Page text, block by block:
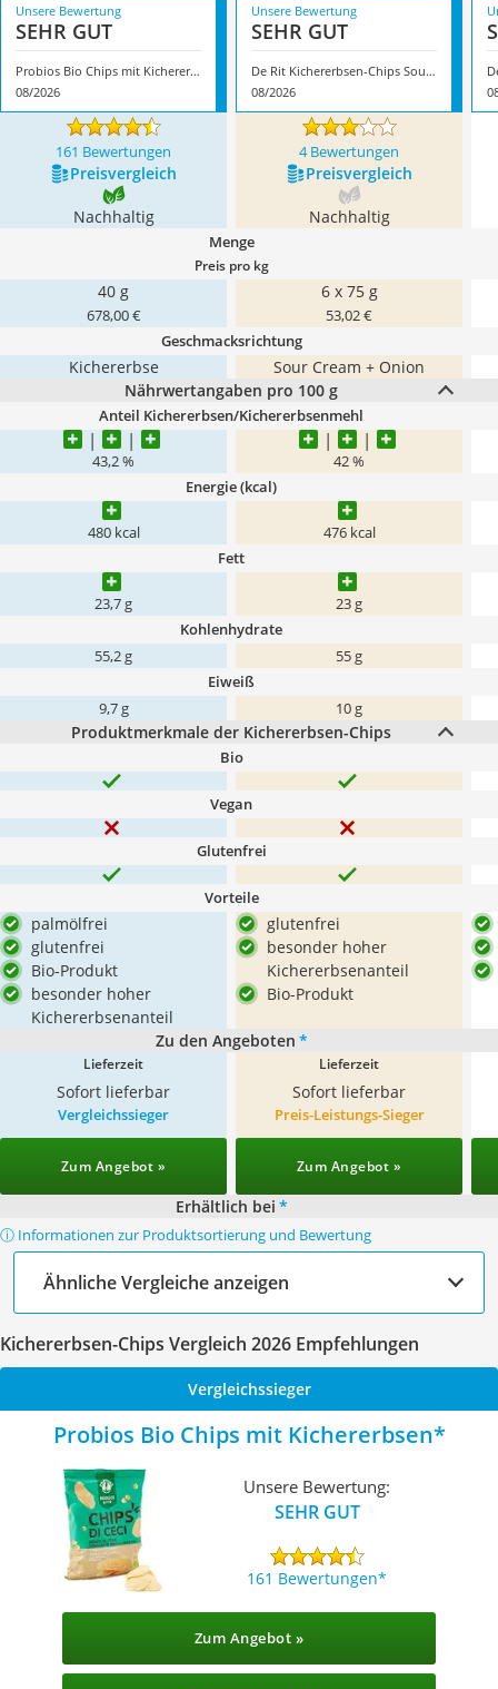
Unsere Bewertung
SEHR GUT
Probios ‎Bio Chips mit Kichererbsen
08/2026
Unsere Bewertung
SEHR GUT
De Rit Kichererbsen-Chips Sour Cream
08/2026
161 Bewertungen 4 Bewertungen
Preis­vergleich Preis­vergleich
Nachhaltig Nachhaltig
Menge
Preis pro kg
40 g
678,00 €
6 x 75 g
53,02 €
Geschmacksrichtung
Kichererbse
Sour Cream + Onion
Nährwertangaben pro 100 g
Anteil Kichererbsen/Kichererbsenmehl
43,2 % 42 %
Energie (kcal)
480 kcal 476 kcal
Fett
23,7 g 23 g
Kohlenhydrate
55,2 g 55 g
Eiweiß
9,7 g 10 g
Produktmerkmale der Kichererbsen-Chips
Bio
Vegan
Glutenfrei
Vorteile
palmölfrei
glutenfrei
Bio-Produkt
besonder hoher
Kichererbsenanteil
glutenfrei
besonder hoher
Kichererbsenanteil
Bio-Produkt
Zu den Angeboten *
Lieferzeit
Sofort lieferbar
Lieferzeit
Sofort lieferbar
Vergleichssieger
Zum Angebot »
Preis-Leistungs-Sieger
Zum Angebot »
Erhältlich bei *
ⓘ Informationen zur Produktsortierung und Bewertung
Ähnliche Vergleiche anzeigen
Kichererbsen-Chips Vergleich 2026 Empfehlungen
Vergleichssieger
Probios ‎Bio Chips mit Kichererbsen
Unsere Bewertung:
SEHR GUT
161 Bewertungen
Zum Angebot »